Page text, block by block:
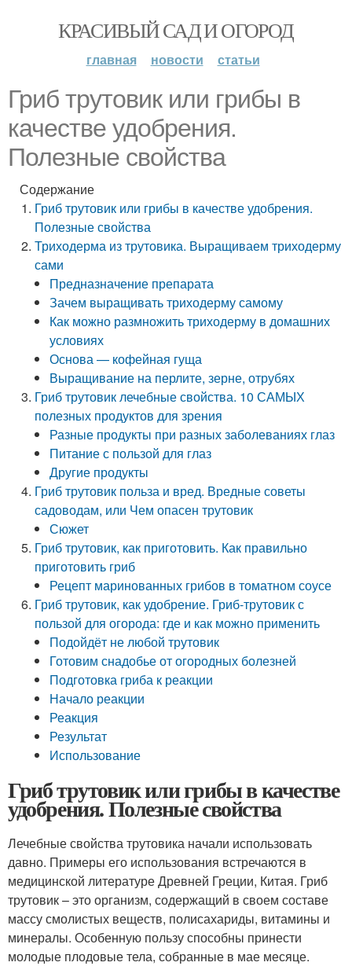
КРАСИВЫЙ САД И ОГОРОД
главная новости статьи
Гриб трутовик или грибы в
качестве удобрения.
Полезные свойства
Содержание
Гриб трутовик или грибы в качестве удобрения.
Полезные свойства
Триходерма из трутовика. Выращиваем триходерму
сами
Предназначение препарата
Зачем выращивать триходерму самому
Как можно размножить триходерму в домашних
условиях
Основа — кофейная гуща
Выращивание на перлите, зерне, отрубях
Гриб трутовик лечебные свойства. 10 САМЫХ
полезных продуктов для зрения
Разные продукты при разных заболеваниях глаз
Питание с пользой для глаз
Другие продукты
Гриб трутовик польза и вред. Вредные советы
садоводам, или Чем опасен трутовик
Сюжет
Гриб трутовик, как приготовить. Как правильно
приготовить гриб
Рецепт маринованных грибов в томатном соусе
Гриб трутовик, как удобрение. Гриб-трутовик с
пользой для огорода: где и как можно применить
Подойдёт не любой трутовик
Готовим снадобье от огородных болезней
Подготовка гриба к реакции
Начало реакции
Реакция
Результат
Использование
Гриб трутовик или грибы в качестве
удобрения. Полезные свойства
Лечебные свойства трутовика начали использовать
давно. Примеры его использования встречаются в
медицинской литературе Древней Греции, Китая. Гриб
трутовик – это организм, содержащий в своем составе
массу смолистых веществ, полисахариды, витамины и
минералы. Особенную пользу способны принести
молодые плодовые тела, собранные в мае месяце.